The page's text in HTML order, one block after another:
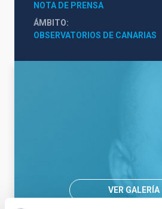
NOTA DE PRENSA
ÁMBITO
OBSERVATORIOS DE CANARIAS
VER GALERÍA